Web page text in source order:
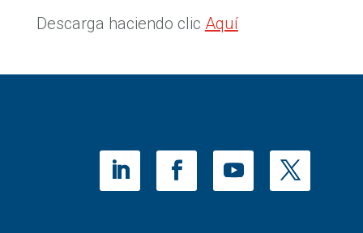
Descarga haciendo clic Aquí